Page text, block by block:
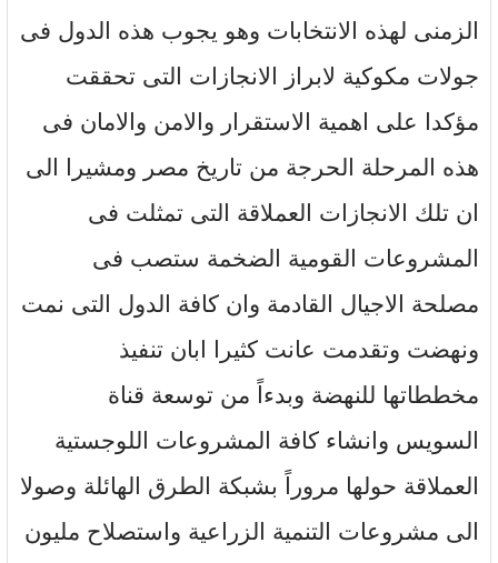
الزمنى لهذه الانتخابات وهو يجوب هذه الدول فى
جولات مكوكية لابراز الانجازات التى تحققت
مؤكدا على اهمية الاستقرار والامن والامان فى
هذه المرحلة الحرجة من تاريخ مصر ومشيرا الى
ان تلك الانجازات العملاقة التى تمثلت فى
المشروعات القومية الضخمة ستصب فى
مصلحة الاجيال القادمة وان كافة الدول التى نمت
ونهضت وتقدمت عانت كثيرا ابان تنفيذ
مخططاتها للنهضة وبدءاً من توسعة قناة
السويس وانشاء كافة المشروعات اللوجستية
العملاقة حولها مروراً بشبكة الطرق الهائلة وصولا
الى مشروعات التنمية الزراعية واستصلاح مليون